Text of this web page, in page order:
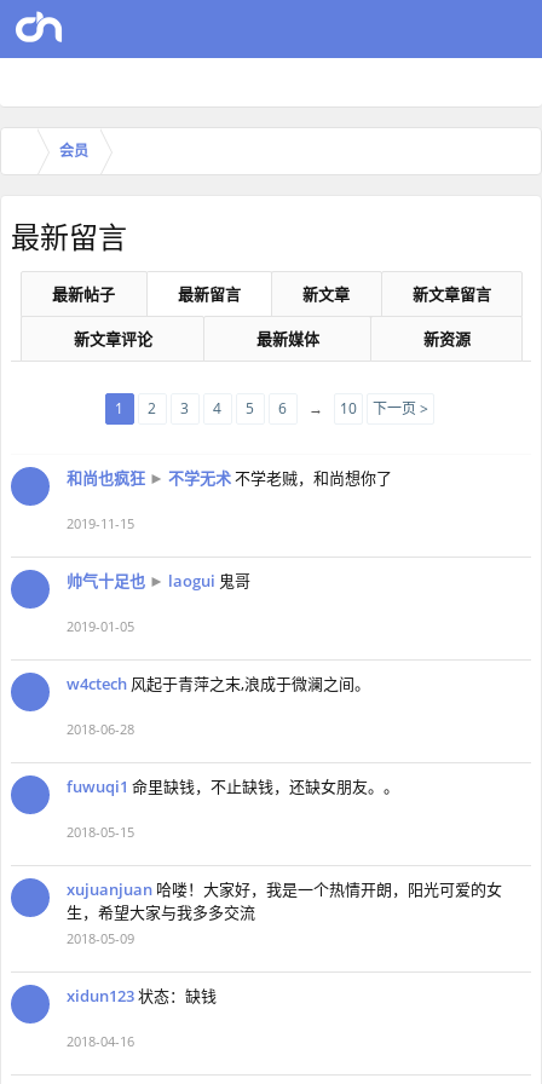
会员
最新留言
最新帖子 最新留言 新文章 新文章留言
新文章评论 最新媒体 新资源
1 2 3 4 5 6 → 10 下一页 >
和尚也疯狂 ► 不学无术不学老贼，和尚想你了
2019-11-15
帅气十足也 ► laogui 鬼哥
2019-01-05
w4ctech 风起于青萍之末,浪成于微澜之间。
2018-06-28
fuwuqi1 命里缺钱，不止缺钱，还缺女朋友。。
2018-05-15
xujuanjuan 哈喽！大家好，我是一个热情开朗，阳光可爱的女
生，希望大家与我多多交流
2018-05-09
xidun123状态：缺钱
2018-04-16